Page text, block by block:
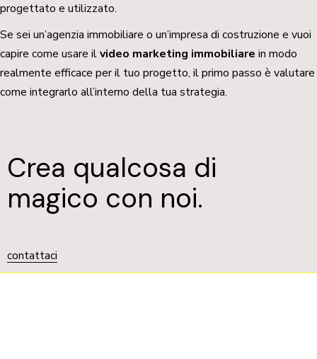
progettato e utilizzato.
Se sei un’agenzia immobiliare o un’impresa di costruzione e vuoi
capire come usare ilvideo marketing immobiliare in modo
realmente efficace per il tuo progetto, il primo passo è valutare
come integrarlo all’interno della tua strategia.
Crea qualcosa di
magico con noi.
contattaci